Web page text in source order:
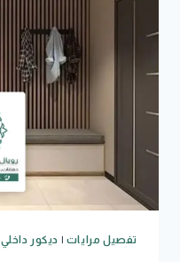
تفصيل مرايات | ديكور داخلي